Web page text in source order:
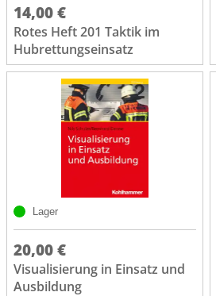
14,00 €
Rotes Heft 201 Taktik im
Hubrettungseinsatz
Lager
20,00 €
Visualisierung in Einsatz und
Ausbildung